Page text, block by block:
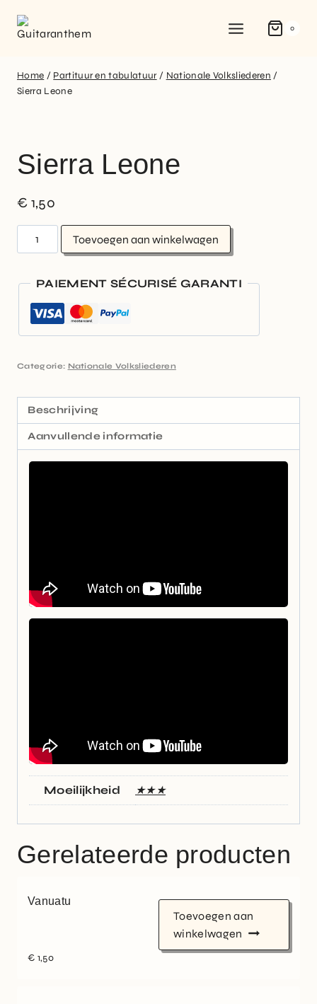
0
Home / Partituur en tabulatuur / Nationale Volksliederen /
Sierra Leone
Sierra Leone
€ 1,50
Toevoegen aan winkelwagen
PAIEMENT SÉCURISÉ GARANTI
Categorie: Nationale Volksliederen
Beschrijving
Aanvullende informatie
Moeilijkheid ★★★
Gerelateerde producten
Vanuatu
€ 1,50
Toevoegen aan
winkelwagen